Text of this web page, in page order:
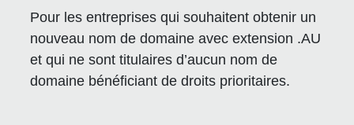
Pour les entreprises qui souhaitent obtenir un
nouveau nom de domaine avec extension .AU
et qui ne sont titulaires d’aucun nom de
domaine bénéficiant de droits prioritaires.